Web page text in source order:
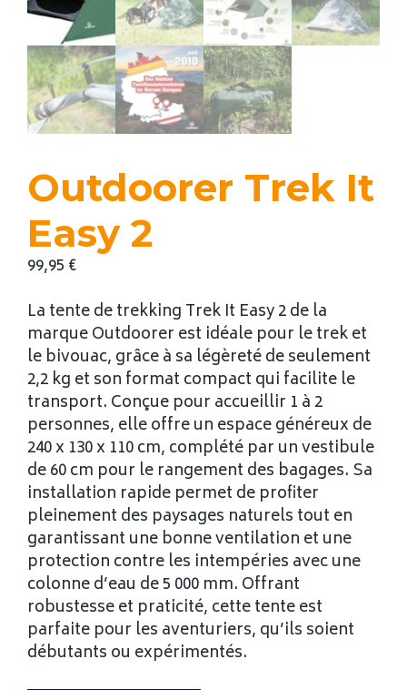
Outdoorer Trek It
Easy 2
99,95 €
La tente de trekking Trek It Easy 2 de la
marque Outdoorer est idéale pour le trek et
le bivouac, grâce à sa légèreté de seulement
2,2 kg et son format compact qui facilite le
transport. Conçue pour accueillir 1 à 2
personnes, elle offre un espace généreux de
240 x 130 x 110 cm, complété par un vestibule
de 60 cm pour le rangement des bagages. Sa
installation rapide permet de profiter
pleinement des paysages naturels tout en
garantissant une bonne ventilation et une
protection contre les intempéries avec une
colonne d’eau de 5 000 mm. Offrant
robustesse et praticité, cette tente est
parfaite pour les aventuriers, qu’ils soient
débutants ou expérimentés.